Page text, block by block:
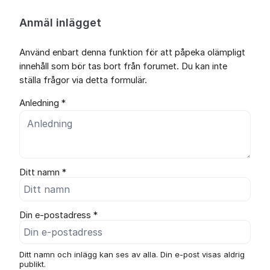
Anmäl inlägget
Använd enbart denna funktion för att påpeka olämpligt
innehåll som bör tas bort från forumet. Du kan inte
ställa frågor via detta formulär.
Anledning *
Ditt namn *
Din e-postadress *
Ditt namn och inlägg kan ses av alla. Din e-post visas aldrig
publikt.